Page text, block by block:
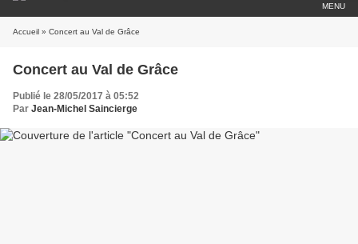
MENU
Accueil » Concert au Val de Grâce
Concert au Val de Grâce
Publié le 28/05/2017 à 05:52
Par Jean-Michel Saincierge